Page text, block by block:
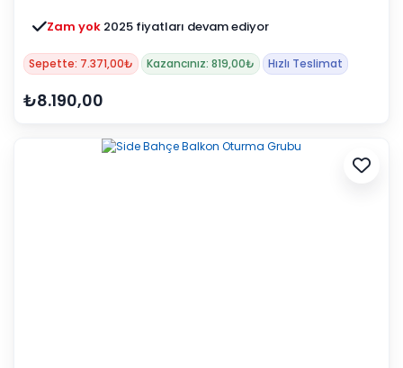
Zam yok 2025 fiyatları devam ediyor
Sepette: 7.371,00₺ Kazancınız: 819,00₺ Hızlı Teslimat
₺8.190,00